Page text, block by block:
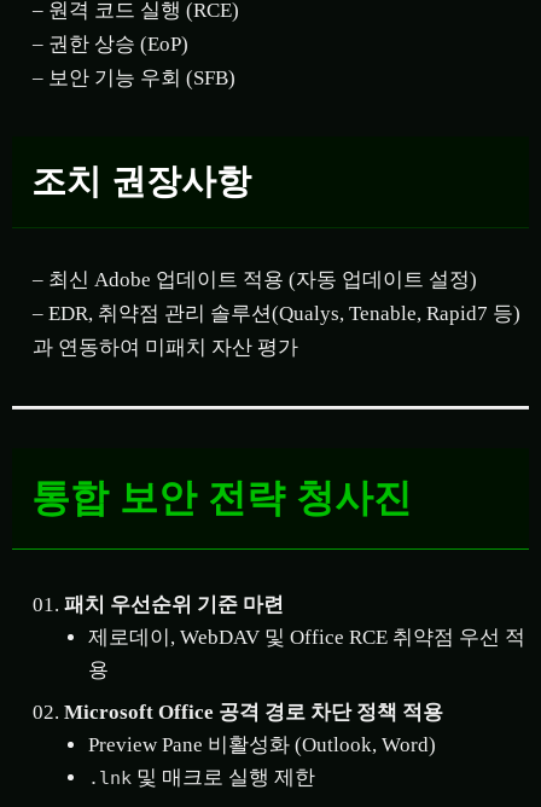
– 원격 코드 실행 (RCE)
– 권한 상승 (EoP)
– 보안 기능 우회 (SFB)
조치 권장사항
– 최신 Adobe 업데이트 적용 (자동 업데이트 설정)
– EDR, 취약점 관리 솔루션(Qualys, Tenable, Rapid7 등)
과 연동하여 미패치 자산 평가
통합 보안 전략 청사진
패치 우선순위 기준 마련
제로데이, WebDAV 및 Office RCE 취약점 우선 적
용
Microsoft Office 공격 경로 차단 정책 적용
Preview Pane 비활성화 (Outlook, Word)
.lnk 및 매크로 실행 제한